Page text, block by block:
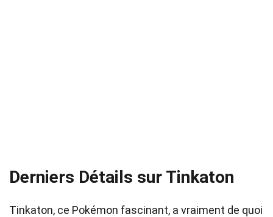
Derniers Détails sur Tinkaton
Tinkaton, ce Pokémon fascinant, a vraiment de quoi